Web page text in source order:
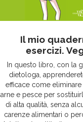
Il mio
esercizi.
In questo libro, con la
dietologa,
efficace come eliminare
e pesce per
di alta qualità, senza
carenze alimentari o